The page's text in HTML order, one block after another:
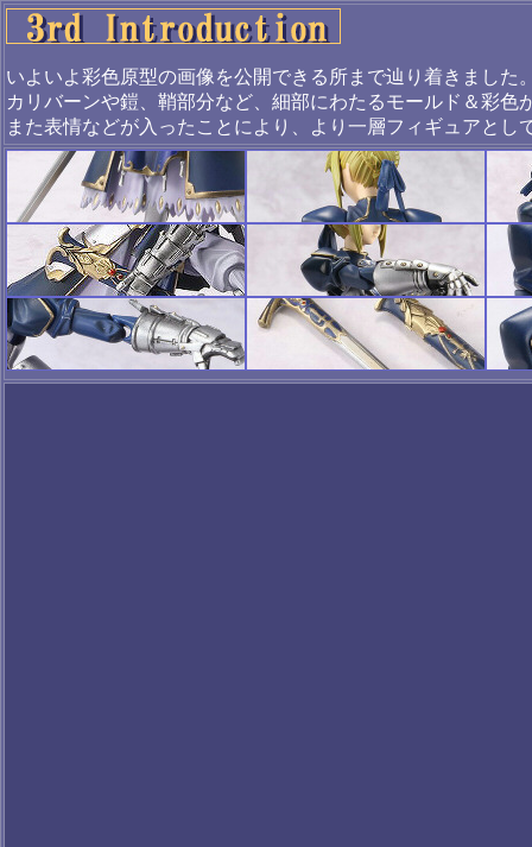
いよいよ彩色原型の画像を公開できる所まで辿り着きました
カリバーンや鎧、鞘部分など、細部にわたるモールド＆彩色
また表情などが入ったことにより、より一層フィギュアとし